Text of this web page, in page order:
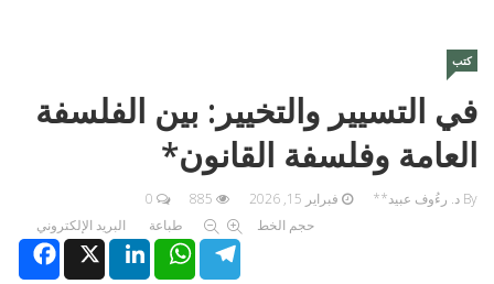
كتب
في التسيير والتخيير: بين الفلسفة
العامة وفلسفة القانون*
By د. رءُوف عبيد** فبراير 15, 2026
0
حجم الخط
طباعة
البريد الإلكتروني
XLinkedInWhatsAppTelegram